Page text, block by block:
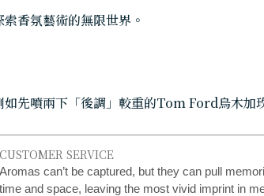
香氛藝術的無限世界。
先噴兩下「後調」較重的Tom Ford烏木加
CUSTOMER SERVICE
Aromas can’t be captured, but they can pull
time and space, leaving the most vivid imprint in